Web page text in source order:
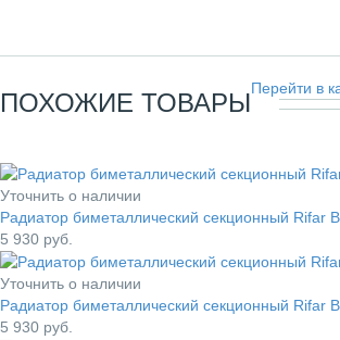
ПОХОЖИЕ ТОВАРЫПерейти в
Уточнить о наличии
Радиатор биметаллический секционный Rifar
5 930 руб.
Уточнить о наличии
Радиатор биметаллический секционный Rifar
5 930 руб.